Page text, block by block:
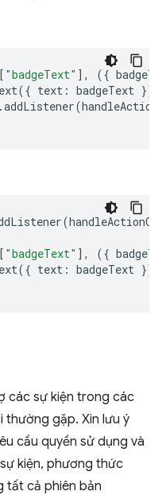
"badgeText" ], ({
({ text : badgeText });
.addListener(
(
"badgeText" ], ({
({ text : badgeText });
các sự kiện trong các
thường gặp. Xin lưu ý
cầu quyền sử dụng và
kiện, phương thức
tất cả phiên bản